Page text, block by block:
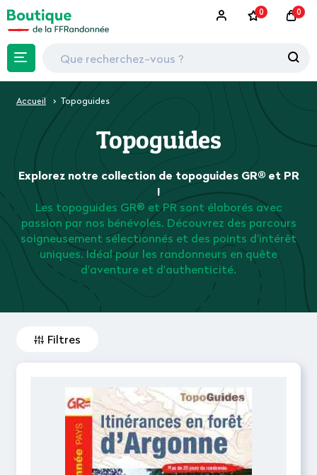
0 0
Accueil Topoguides
Topoguides
Explorez notre collection de topoguides GR® et PR
!
Les topoguides GR® et PR sont élaborés avec
passion par nos bénévoles. Découvrez des parcours
soigneusement sélectionnés et des points d'intérêt
uniques. Idéal pour les randonneurs en quête
d'aventure et d'authenticité.
Filtres